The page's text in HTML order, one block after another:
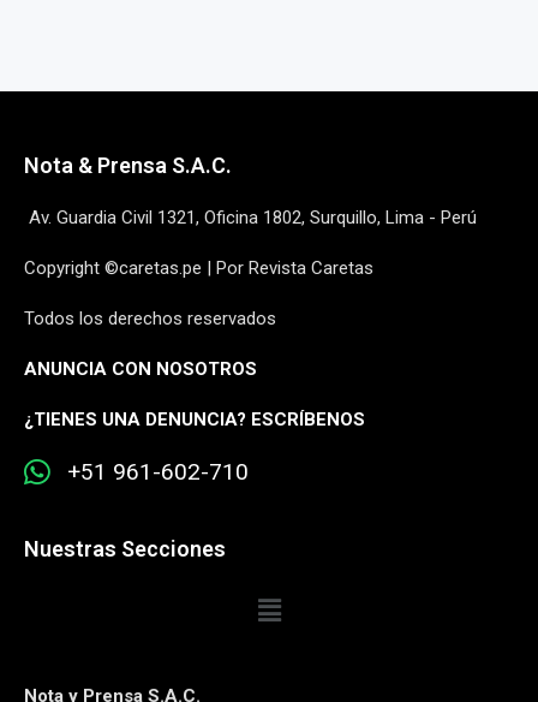
Nota & Prensa S.A.C.
Av. Guardia Civil 1321, Oficina 1802, Surquillo, Lima - Perú
Copyright ©caretas.pe | Por Revista Caretas
Todos los derechos reservados
ANUNCIA CON NOSOTROS
¿TIENES UNA DENUNCIA? ESCRÍBENOS
+51 961-602-710
Nuestras Secciones
Nota y Prensa S.A.C.